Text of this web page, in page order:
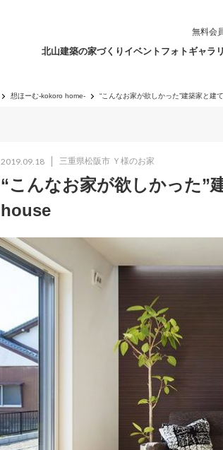
北山建築の家づくり イベント フォトギャラ
無料会
想ほーむ-kokoro home- “こんなお家が欲しかった”建築家と建
2019.09.18 三重県松阪市 Ｙ様のお家
“こんなお家が欲しかった”
house